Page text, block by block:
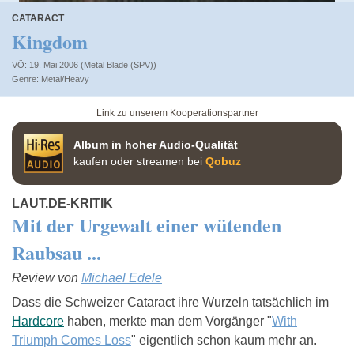
CATARACT
Kingdom
VÖ: 19. Mai 2006 (Metal Blade (SPV))
Metal/Heavy
Link zu unserem Kooperationspartner
Album in hoher Audio-Qualität
kaufen oder streamen bei Qobuz
LAUT.DE-KRITIK
Mit der Urgewalt einer wütenden
Raubsau ...
Review von Michael Edele
Dass die Schweizer Cataract ihre Wurzeln tatsächlich im
Hardcore haben, merkte man dem Vorgänger "With
Triumph Comes Loss" eigentlich schon kaum mehr an.